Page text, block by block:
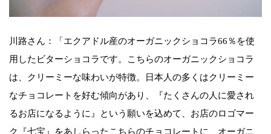
川路さん：「エクアドル産のオーガニックショコラ66％を使
用したビターショコラです。こちらのオーガニックショコラ
は、クリーミーな味わいが特徴。日本人の多くはクリーミー
なチョコレートを好む傾向があり、『たくさんの人に愛され
るお店になるように』という願いを込めて、お店のロゴマー
ク『七宝』をあしらったこちらのチョコレートに、オーガニ